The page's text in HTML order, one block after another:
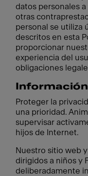
datos personales
otras
personal se utiliza
descritos en esta
proporcionar
experiencia del
obligaciones
Proteger la
una prioridad.
supervisar
hijos de Internet.
Nuestro sitio web
dirigidos a niños y
deliberadamente